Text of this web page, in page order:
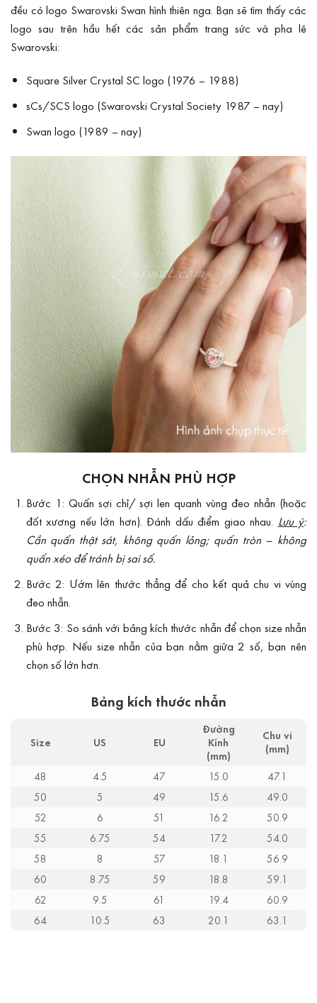
đều có logo Swarovski Swan hình thiên nga. Bạn sẽ tìm thấy các
logo sau trên hầu hết các sản phẩm trang sức và pha lê
Swarovski:
Square Silver Crystal SC logo (1976 – 1988)
sCs/SCS logo (Swarovski Crystal Society 1987 – nay)
Swan logo (1989 – nay)
CHỌN NHẪN PHÙ HỢP
Bước 1: Quấn sợi chỉ/ sợi len quanh vùng đeo nhẫn (hoặc
đốt xương nếu lớn hơn). Đánh dấu điểm giao nhau. Lưu ý:
Cần quấn thật sát, không quấn lỏng; quấn tròn – không
quấn xéo để tránh bị sai số.
Bước 2: Ướm lên thước thẳng để cho kết quả chu vi vùng
đeo nhẫn.
Bước 3: So sánh với bảng kích thước nhẫn để chọn size nhẫn
phù hợp. Nếu size nhẫn của bạn nằm giữa 2 số, bạn nên
chọn số lớn hơn.
Bảng kích thước nhẫn
Size US EU
Đường
Kính
(mm)
Chu vi
(mm)
48
4.5 47 15.0
47.1
50
5 49 15.6
49.0
52
6 51 16.2
50.9
55
6.75 54 17.2
54.0
58
8 57 18.1
56.9
60
8.75 59 18.8
59.1
62
9.5 61 19.4
60.9
64
10.5 63 20.1 63.1